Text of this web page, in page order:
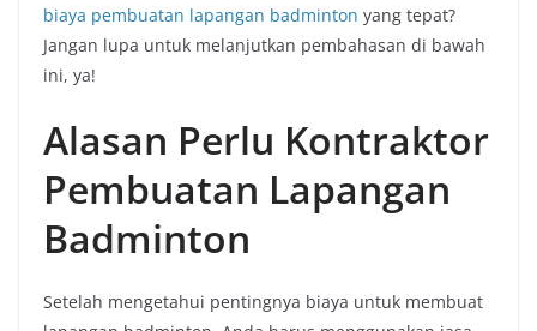
biaya pembuatan lapangan badminton yang tepat?
Jangan lupa untuk melanjutkan pembahasan di bawah
ini, ya!
Alasan Perlu Kontraktor
Pembuatan Lapangan
Badminton
Setelah mengetahui pentingnya biaya untuk membuat